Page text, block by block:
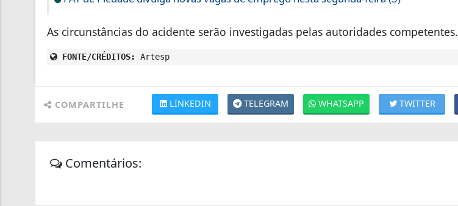
As circunstâncias do acidente serão investigadas pelas autoridades competentes.
FONTE/CRÉDITOS: Artesp
COMPARTILHE TWITTER
WHATSAPP
TELEGRAM
LINKEDIN
Comentários: